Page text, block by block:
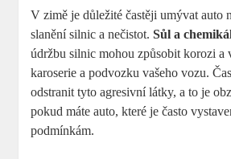
V zimě je důležité častěji umývat auto
slanění silnic a nečistot.Sůl a
údržbu silnic mohou způsobit korozi a
karoserie a podvozku vašeho vozu.
odstranit tyto agresivní látky, a to je
pokud máte auto, které je často
podmínkám.